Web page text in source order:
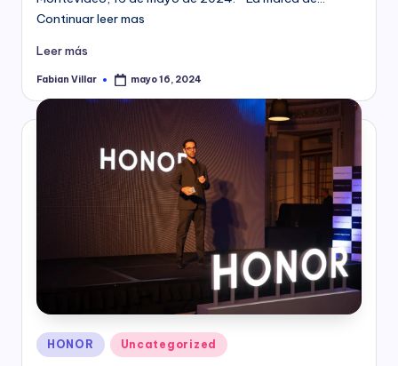
Continuar leer mas
Leer más
Publicado
Fabian Villar mayo 16, 2024
Publicado
en
HONOR Uncategorized